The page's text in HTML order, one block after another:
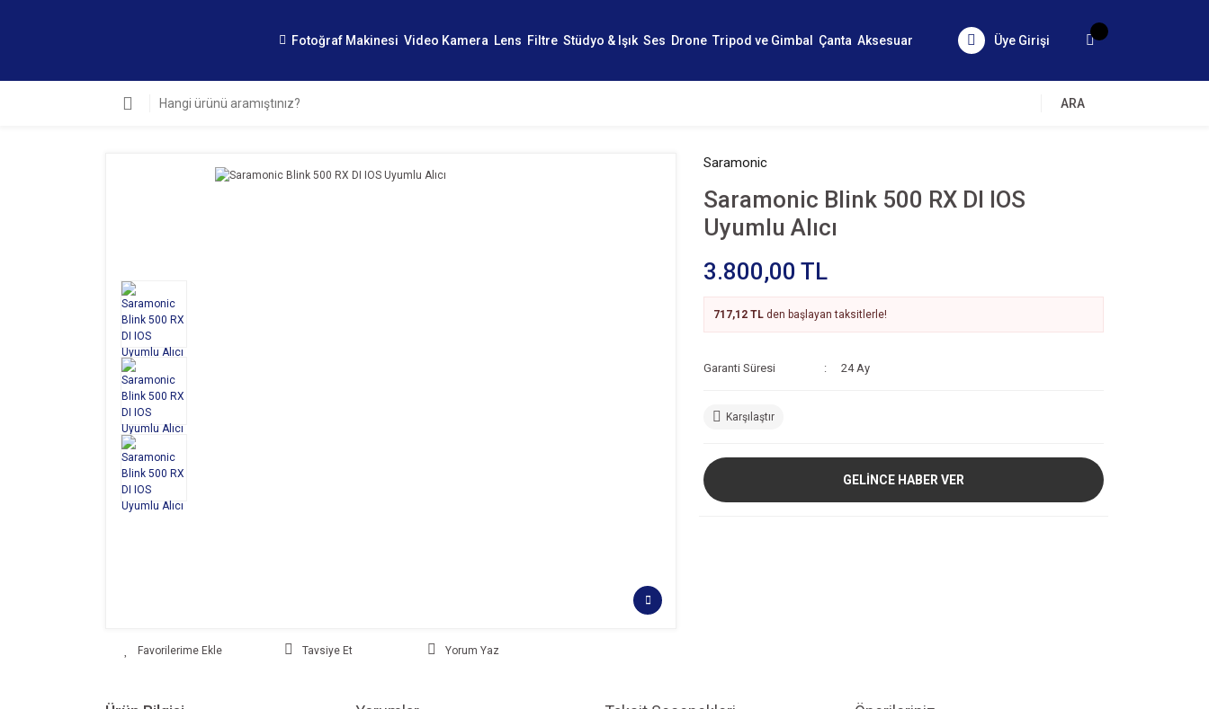
Fotoğraf Makinesi Video Kamera Lens Filtre Stüdyo & Işık Ses Drone Tripod ve Gimbal Çanta Aksesuar Üye Girişi
ARA
Tavsiye Et Yorum Yaz
Saramonic
Saramonic Blink 500 RX DI IOS
Uyumlu Alıcı
3.800,00 TL
717,12 TL den başlayan taksitlerle!
Garanti Süresi 24 Ay
Karşılaştır
GELİNCE HABER VER